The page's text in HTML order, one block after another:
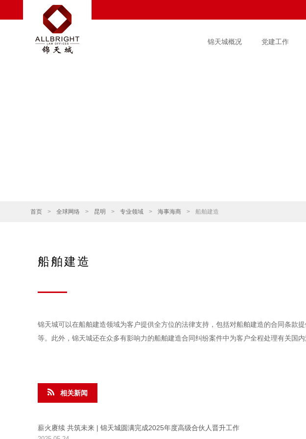
锦天城概况 党建工作
首页 > 全球网络 > 昆明 > 专业领域 > 海事海商 > 船舶建造
船舶建造
锦天城可以在船舶建造领域为客户提供全方位的法律支持，包括对船舶建造的合同条款
等。此外，锦天城还在众多有影响力的船舶建造合同纠纷案件中为客户全程处理有关国内
相关新闻
薪火赓续 共筑未来 | 锦天城圆满完成2025年度高级合伙人晋升工作